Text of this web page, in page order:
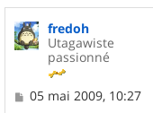
fredoh
Utagawiste
passionné
M
05 mai 2009, 10:27